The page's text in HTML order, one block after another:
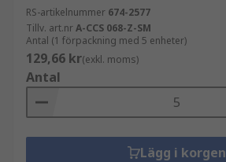
RS-artikelnummer 674-2577
Tillv. art.nrA-CCS 068-Z-SM
Antal (1 förpackning med 5 enheter)
129,66 kr(exkl. moms)
Antal
Lägg i korgen